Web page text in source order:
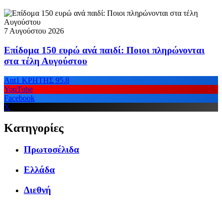
7 Αυγούστου 2026
Επίδομα 150 ευρώ ανά παιδί: Ποιοι πληρώνονται
στα τέλη Αυγούστου
Ant1 ΚΡΗΤΗΣ 95.8
YouTube
Facebook
X
Κατηγορίες
Πρωτοσέλιδα
Ελλάδα
Διεθνή